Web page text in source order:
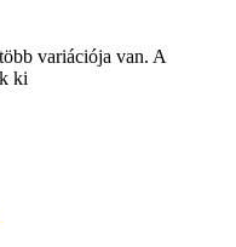
variációja van. A
ki